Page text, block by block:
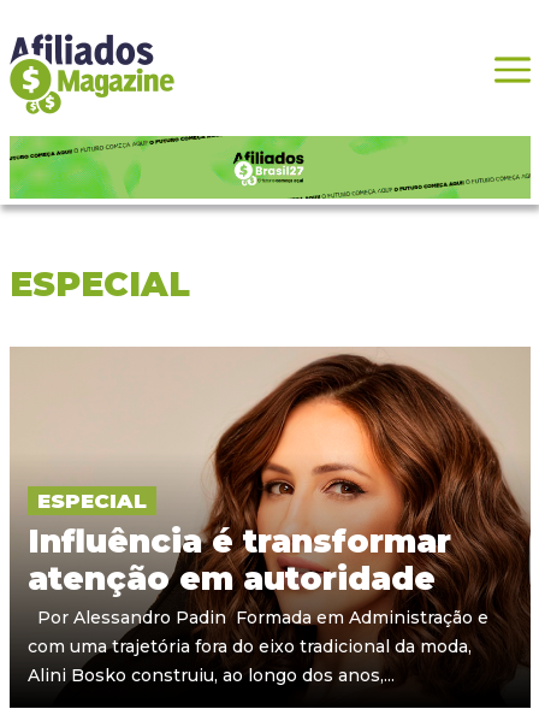
ESPECIAL
ESPECIAL
Influência é transformar
atenção em autoridade
Por Alessandro Padin Formada em Administração e
com uma trajetória fora do eixo tradicional da moda,
Alini Bosko construiu, ao longo dos anos,...